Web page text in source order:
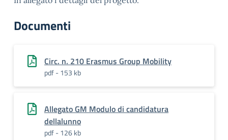
Documenti
Circ. n. 210 Erasmus Group Mobility
pdf - 153 kb
Allegato GM Modulo di candidatura
dellalunno
pdf - 126 kb